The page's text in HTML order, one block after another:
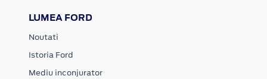
LUMEA FORD
Noutati
Istoria Ford
Mediu inconjurator